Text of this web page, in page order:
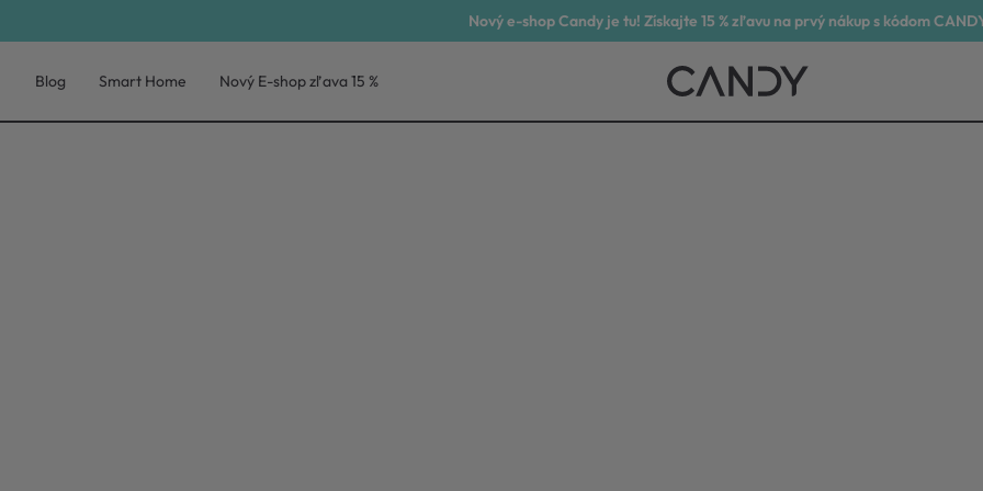
Nový e-shop Candy je tu! Získajte 15 % zľavu na prvý nákup s kódom
Blog Smart Home Nový E-shop zľava 15 %